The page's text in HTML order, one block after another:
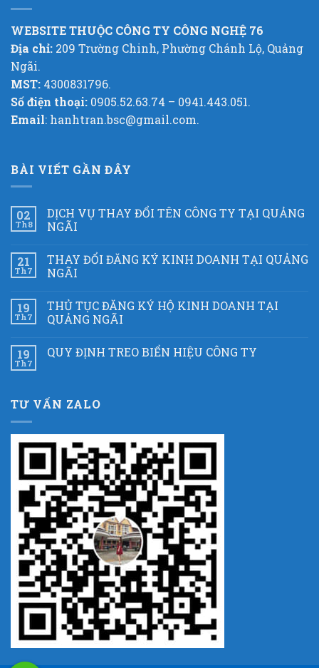
WEBSITE THUỘC CÔNG TY CÔNG NGHỆ 76
Địa chỉ: 209 Trường Chinh, Phường Chánh Lộ, Quảng
Ngãi.
MST: 4300831796.
Số điện thoại: 0905.52.63.74 – 0941.443.051.
Email: hanhtran.bsc@gmail.com.
BÀI VIẾT GẦN ĐÂY
02
Th8
DỊCH VỤ THAY ĐỔI TÊN CÔNG TY TẠI QUẢNG
NGÃI
21
Th7
THAY ĐỔI ĐĂNG KÝ KINH DOANH TẠI QUẢNG
NGÃI
19
Th7
THỦ TỤC ĐĂNG KÝ HỘ KINH DOANH TẠI
QUẢNG NGÃI
19
Th7
QUY ĐỊNH TREO BIỂN HIỆU CÔNG TY
TƯ VẤN ZALO